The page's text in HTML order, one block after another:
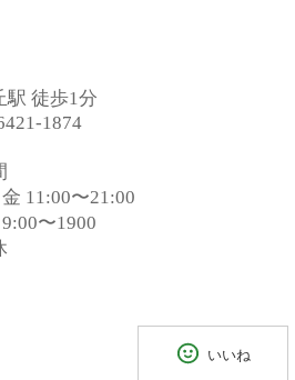
駅 徒歩1分
1874
11:00〜21:00
〜1900
いいね